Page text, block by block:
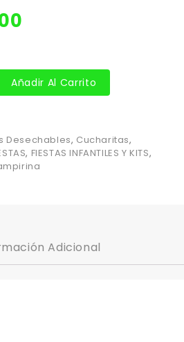
Añadir Al Carrito
Desechables, Cucharitas,
, FIESTAS INFANTILES Y KITS,
Adicional